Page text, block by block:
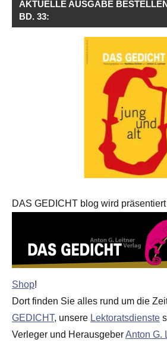
AKTUELLE AUSGABE
BD. 33:
DAS GEDICHT blog wird
Shop!
Dort finden Sie alles rund um die
GEDICHT, unsere Lektoratsdienste
Verleger und HerausgeberAnton G.